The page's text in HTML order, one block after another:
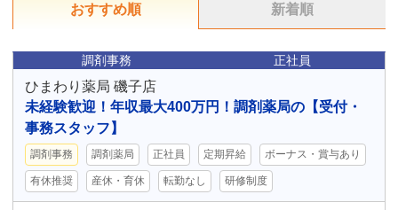
おすすめ順 新着順
調剤事務 正社員
ひまわり薬局 磯子店
未経験歓迎！年収最大400万円！調剤薬局の【受付・
事務スタッフ】
調剤事務 調剤薬局 正社員 定期昇給 ボーナス・賞与あり
有休推奨 産休・育休 転勤なし 研修制度